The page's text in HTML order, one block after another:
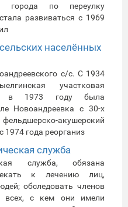
города по переулку
развиваться с 1969
населённых
с/с. C 1934
участковая
в 1973 году была
Новоандреевка с 30-х
акушерский
года реорганиз
служба
служба, обязана
к лечению лиц,
обследовать членов
всех, с кем они имели